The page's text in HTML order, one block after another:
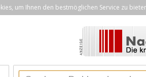
um Ihnen den bestmöglichen Service zu